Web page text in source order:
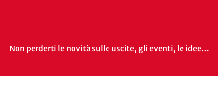
Non perderti le novità sulle uscite, gli eventi, le idee…